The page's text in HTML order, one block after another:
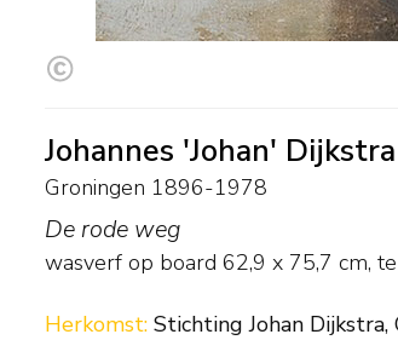
Johannes 'Johan' Dijkstra
Groningen 1896-1978
De rode weg
wasverf op board 62,9 x 75,7 cm,
Herkomst: Stichting Johan Dijkstra,